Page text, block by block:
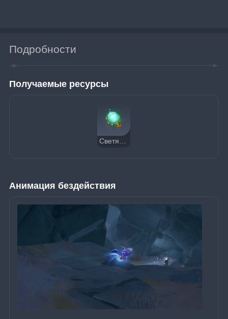
Подробности
Получаемые ресурсы
Светящееся брюшко
Анимация бездействия